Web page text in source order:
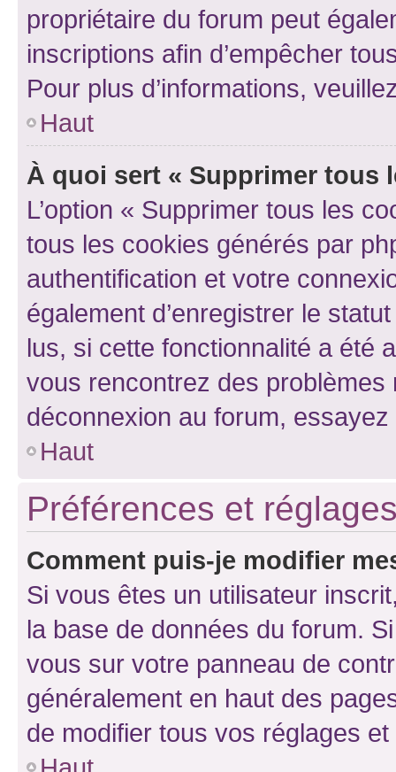
propriétaire du forum peut
inscriptions afin d’empêcher
Pour plus d’informations,
Haut
À quoi sert « Supprimer tous
L’option « Supprimer tous les
tous les cookies générés par
authentification et votre
également d’enregistrer le
lus, si cette fonctionnalité a été
vous rencontrez des
déconnexion au forum,
Haut
Préférences et
Comment puis-je modifier
Si vous êtes un utilisateur
la base de données du forum.
vous sur votre panneau de
généralement en haut des
de modifier tous vos réglages